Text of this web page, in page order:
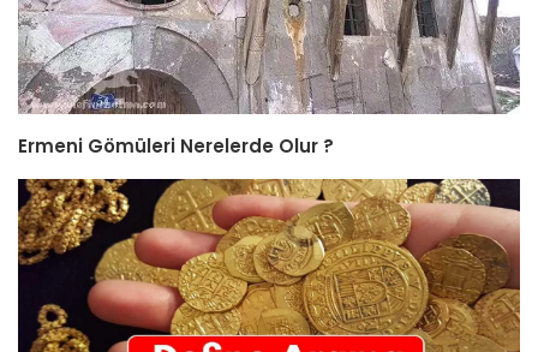
Ermeni Gömüleri Nerelerde Olur ?